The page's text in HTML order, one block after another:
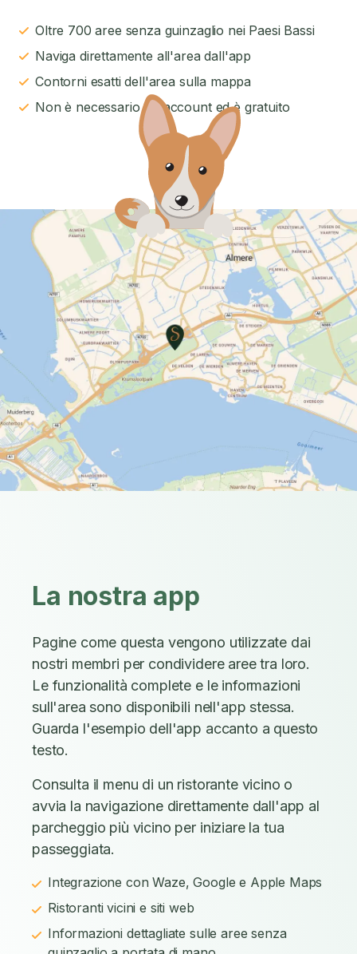
Oltre 700 aree senza guinzaglio nei Paesi Bassi
Naviga direttamente all'area dall'app
Contorni esatti dell'area sulla mappa
Non è necessario un account ed è gratuito
La nostra app
Pagine come questa vengono utilizzate dai
nostri membri per condividere aree tra loro.
Le funzionalità complete e le informazioni
sull'area sono disponibili nell'app stessa.
Guarda l'esempio dell'app accanto a questo
testo.
Consulta il menu di un ristorante vicino o
avvia la navigazione direttamente dall'app al
parcheggio più vicino per iniziare la tua
passeggiata.
Integrazione con Waze, Google e Apple Maps
Ristoranti vicini e siti web
Informazioni dettagliate sulle aree senza